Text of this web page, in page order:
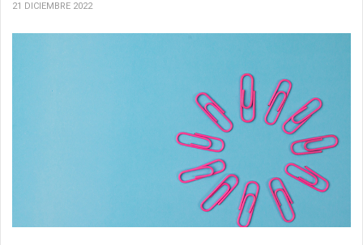
21 DICIEMBRE 2022